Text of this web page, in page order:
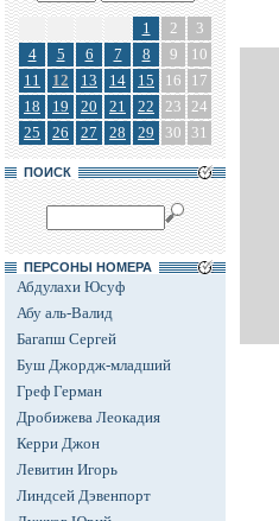
1 2
3
4
5 6 7 8 9
10
11
12 13 14 15 16
17
18
19 20 21 22 23 24
25
26 27 28 29 30 31
ПОИСК
ПЕРСОНЫ НОМЕРА
Абдулахи Юсуф
Абу аль-Валид
Багапш Сергей
Буш Джордж-младший
Греф Герман
Дробижева Леокадия
Керри Джон
Левитин Игорь
Линдсей Дэвенпорт